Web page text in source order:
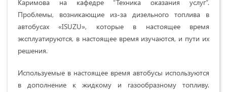
Каримова на кафедре “Техника оказания услуг”.
Проблемы, возникающие из-за дизельного топлива в
автобусах «ISUZU», которые в настоящее время
эксплуатируются, в настоящее время изучаются, и пути их
решения.
Используемые в настоящее время автобусы используются
в дополнение к жидкому и газообразному топливу.